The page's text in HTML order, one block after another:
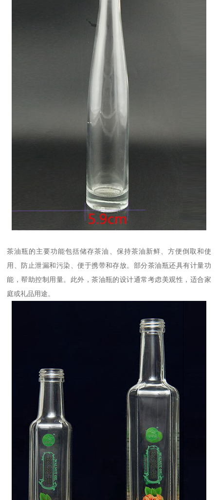
茶油瓶的主要功能包括储存茶油、保持茶油新鲜、方便倒取和使
用、防止泄漏和污染、便于携带和存放。部分茶油瓶还具有计量功
能，帮助控制用量。此外，茶油瓶的设计通常考虑美观性，适合家
庭或礼品用途。